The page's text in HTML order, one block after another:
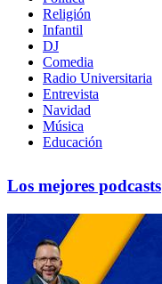
Religión
Infantil
DJ
Comedia
Radio Universitaria
Entrevista
Navidad
Música
Educación
Los mejores podcasts